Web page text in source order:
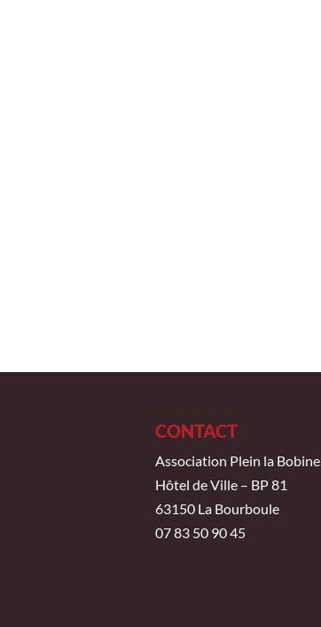
CONTACT
Association Plein la Bobine
Hôtel de Ville – BP 81
63150 La Bourboule
07 83 50 90 45